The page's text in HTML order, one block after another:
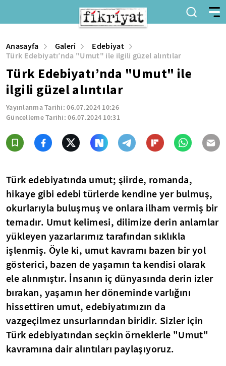
Anasayfa Galeri
Edebiyat
Türk Edebiyatı’nda "Umut" ile ilgili güzel alıntılar
Türk Edebiyatı’nda "Umut" ile
ilgili güzel alıntılar
Yayınlanma Tarihi:06.07.2024 10:26
Güncelleme Tarihi:06.07.2024 10:31
Türk edebiyatında umut; şiirde, romanda,
hikaye gibi edebi türlerde kendine yer bulmuş,
okurlarıyla buluşmuş ve onlara ilham vermiş bir
temadır. Umut kelimesi, dilimize derin anlamlar
yükleyen yazarlarımız tarafından sıklıkla
işlenmiş. Öyle ki, umut kavramı bazen bir yol
gösterici, bazen de yaşamın ta kendisi olarak
ele alınmıştır. İnsanın iç dünyasında derin izler
bırakan, yaşamın her döneminde varlığını
hissettiren umut, edebiyatımızın da
vazgeçilmez unsurlarından biridir. Sizler için
Türk edebiyatından seçkin örneklerle "Umut"
kavramına dair alıntıları paylaşıyoruz.